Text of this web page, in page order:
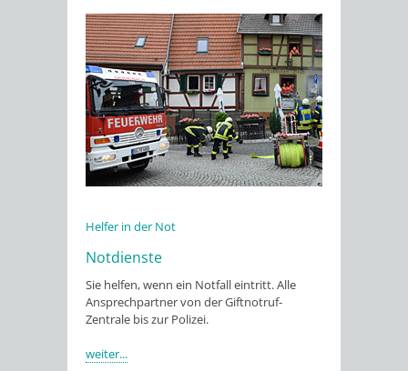
Helfer in der Not
Notdienste
Sie helfen, wenn ein Notfall eintritt. Alle
Ansprechpartner von der Giftnotruf-
Zentrale bis zur Polizei.
weiter...